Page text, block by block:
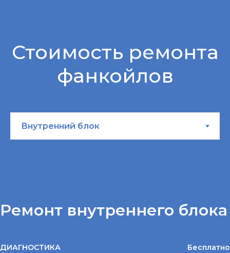
Стоимость ремонта
фанкойлов
Ремонт внутреннего блока
ДИАГНОСТИКА Бесплатно